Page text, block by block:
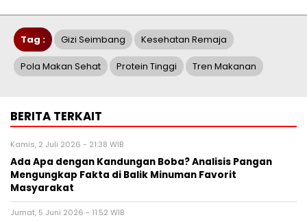
Tag : Gizi Seimbang Kesehatan Remaja
Pola Makan Sehat Protein Tinggi Tren Makanan
BERITA TERKAIT
Kamis, 2 Juli 2026 - 21:38 WIB
Ada Apa dengan Kandungan Boba? Analisis Pangan
Mengungkap Fakta di Balik Minuman Favorit
Masyarakat
Jumat, 5 Juni 2026 - 11:52 WIB